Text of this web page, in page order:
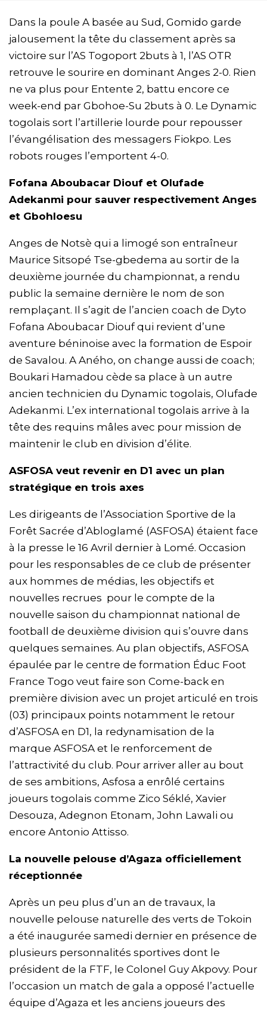
Dans la poule A basée au Sud, Gomido garde
jalousement la tête du classement après sa
victoire sur l’AS Togoport 2buts à 1, l’AS OTR
retrouve le sourire en dominant Anges 2-0. Rien
ne va plus pour Entente 2, battu encore ce
week-end par Gbohoe-Su 2buts à 0. Le Dynamic
togolais sort l’artillerie lourde pour repousser
l’évangélisation des messagers Fiokpo. Les
robots rouges l’emportent 4-0.
Fofana Aboubacar Diouf et Olufade
Adekanmi pour sauver respectivement Anges
et Gbohloesu
Anges de Notsè qui a limogé son entraîneur
Maurice Sitsopé Tse-gbedema au sortir de la
deuxième journée du championnat, a rendu
public la semaine dernière le nom de son
remplaçant. Il s’agit de l’ancien coach de Dyto
Fofana Aboubacar Diouf qui revient d’une
aventure béninoise avec la formation de Espoir
de Savalou. A Aného, on change aussi de coach;
Boukari Hamadou cède sa place à un autre
ancien technicien du Dynamic togolais, Olufade
Adekanmi. L’ex international togolais arrive à la
tête des requins mâles avec pour mission de
maintenir le club en division d’élite.
ASFOSA veut revenir en D1 avec un plan
stratégique en trois axes
Les dirigeants de l’Association Sportive de la
Forêt Sacrée d’Abloglamé (ASFOSA) étaient face
à la presse le 16 Avril dernier à Lomé. Occasion
pour les responsables de ce club de présenter
aux hommes de médias, les objectifs et
nouvelles recrues pour le compte de la
nouvelle saison du championnat national de
football de deuxième division qui s’ouvre dans
quelques semaines. Au plan objectifs, ASFOSA
épaulée par le centre de formation Éduc Foot
France Togo veut faire son Come-back en
première division avec un projet articulé en trois
(03) principaux points notamment le retour
d’ASFOSA en D1, la redynamisation de la
marque ASFOSA et le renforcement de
l’attractivité du club. Pour arriver aller au bout
de ses ambitions, Asfosa a enrôlé certains
joueurs togolais comme Zico Séklé, Xavier
Desouza, Adegnon Etonam, John Lawali ou
encore Antonio Attisso.
La nouvelle pelouse d’Agaza officiellement
réceptionnée
Après un peu plus d’un an de travaux, la
nouvelle pelouse naturelle des verts de Tokoin
a été inaugurée samedi dernier en présence de
plusieurs personnalités sportives dont le
président de la FTF, le Colonel Guy Akpovy. Pour
l’occasion un match de gala a opposé l’actuelle
équipe d’Agaza et les anciens joueurs des